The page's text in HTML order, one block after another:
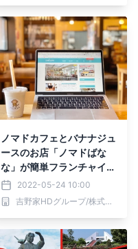
ノマドカフェとバナナジュ
ースのお店「ノマドばな
な」が簡単フランチャイズ
をスタート！岐阜穂積店が
好評オープン！
2022-05-24 10:00
吉野家HDグループ/株式会社シェアレストラン